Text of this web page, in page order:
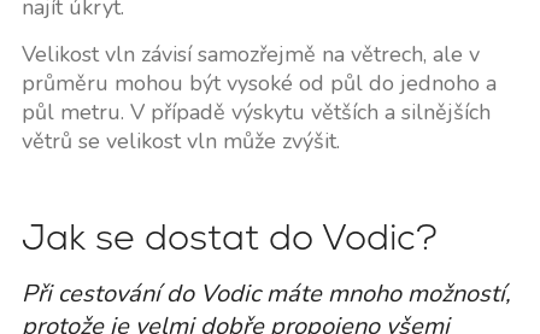
najít úkryt.
Velikost vln závisí samozřejmě na větrech, ale v
průměru mohou být vysoké od půl do jednoho a
půl metru. V případě výskytu větších a silnějších
větrů se velikost vln může zvýšit.
Jak se dostat do Vodic?
Při cestování do Vodic máte mnoho možností,
protože je velmi dobře propojeno všemi